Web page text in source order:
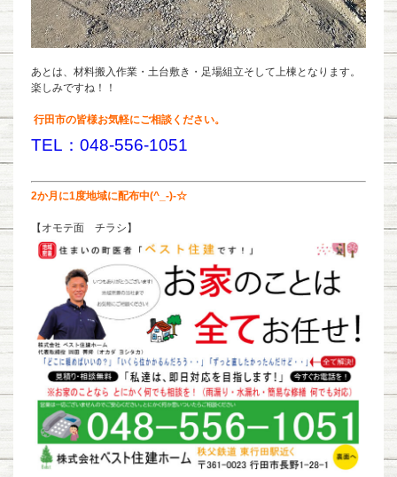
あとは、材料搬入作業・土台敷き・足場組立そして上棟となります。
楽しみですね！！
行田市の皆様お気軽にご相談ください。
TEL：048-556-1051
2か月に1度地域に配布中(^_-)-☆
【オモテ面 チラシ】